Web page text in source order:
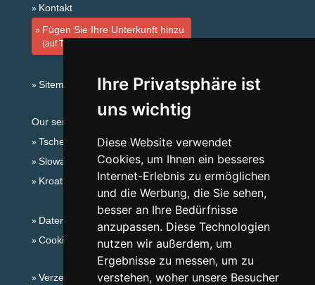
Ihre Privatsphäre ist
uns wichtig
Diese Website verwendet
Cookies, um Ihnen ein besseres
Internet-Erlebnis zu ermöglichen
und die Werbung, die Sie sehen,
besser an Ihre Bedürfnisse
anzupassen. Diese Technologien
nutzen wir außerdem, um
Ergebnisse zu messen, um zu
verstehen, woher unsere Besucher
Kontakt
Fügen Sie Ihre Unterkunft hinzu
(auf Tschechisch)
Sitemap
Our servers:
Tschechische Gebirge
Slowakische Gebirge
Kroatien
Datenschutz
Cookies
Verzeichnis der Unterkunft